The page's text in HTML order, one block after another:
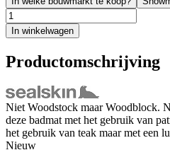
In winkelwagen
Productomschrijving
Niet Woodstock maar Woodblock.
deze badmat met het gebruik van
het gebruik van teak maar met een
Nieuw